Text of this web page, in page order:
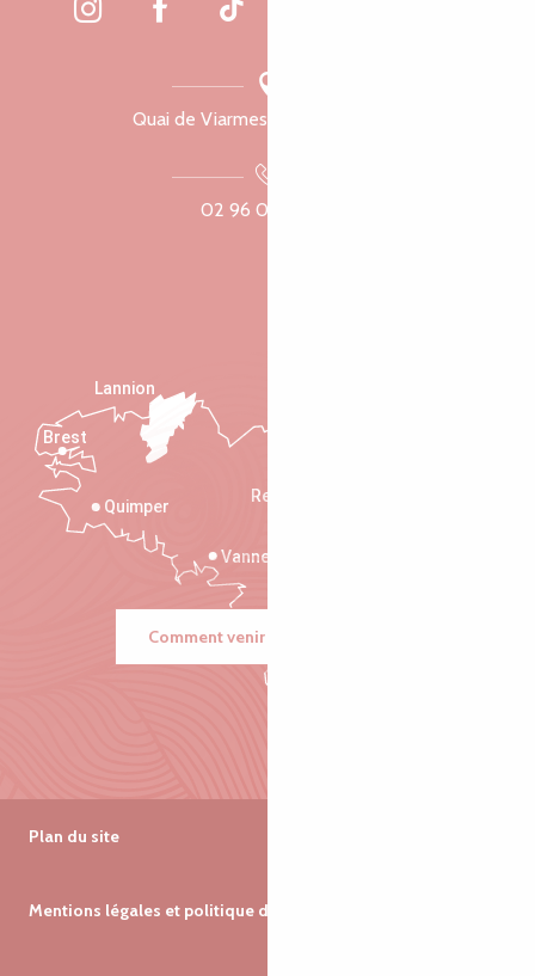
Quai de Viarmes, 22300 Lannion
02 96 05 60 70
Rennes
Vannes
Quimper
Lannion
Brest
Comment venir ?
Plan du site
Mentions légales et politique de confidentialité